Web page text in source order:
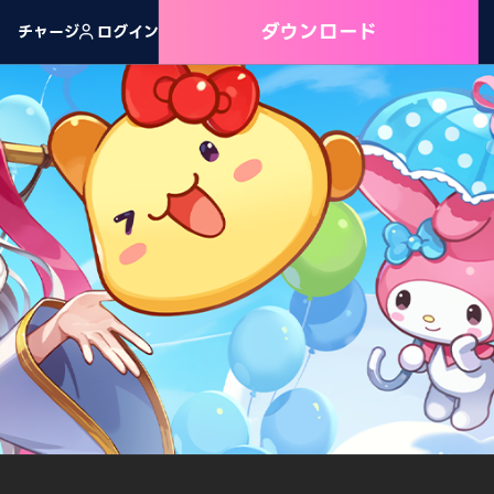
チャージ ログイン ダウンロード